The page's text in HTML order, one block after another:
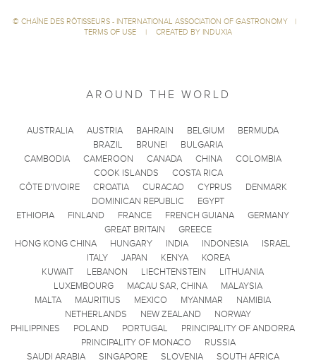
© CHAÎNE DES RÔTISSEURS - INTERNATIONAL ASSOCIATION OF GASTRONOMY
|
TERMS OF USE
| CREATED BY INDUXIA
AROUND THE WORLD
AUSTRALIA AUSTRIA BAHRAIN BELGIUM
BERMUDA
BRAZIL
BRUNEI
BULGARIA
CAMBODIA
CAMEROON CANADA CHINA
COLOMBIA
COOK ISLANDS
COSTA RICA
CÔTE D'IVOIRE
CROATIA CURACAO CYPRUS
DENMARK
DOMINICAN REPUBLIC
EGYPT
ETHIOPIA
FINLAND FRANCE FRENCH GUIANA
GERMANY
GREAT BRITAIN
GREECE
HONG KONG CHINA
HUNGARY INDIA INDONESIA
ISRAEL
ITALY
JAPAN KENYA
KOREA
KUWAIT
LEBANON LIECHTENSTEIN
LITHUANIA
LUXEMBOURG
MACAU SAR, CHINA
MALAYSIA
MALTA
MAURITIUS MEXICO MYANMAR
NAMIBIA
NETHERLANDS
NEW ZEALAND
NORWAY
PHILIPPINES
POLAND PORTUGAL
PRINCIPALITY OF ANDORRA
PRINCIPALITY OF MONACO
RUSSIA
SAUDI ARABIA
SINGAPORE SLOVENIA SOUTH AFRICA